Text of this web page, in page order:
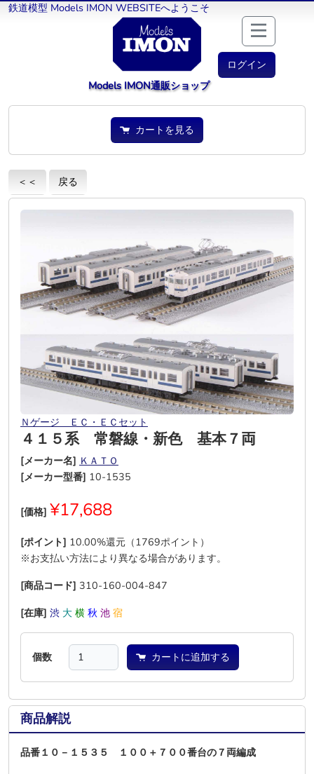
鉄道模型 Models IMON WEBSITEへようこそ
ログイン
Models IMON通販ショップ
カートを見る
＜＜ 戻る
Ｎゲージ ＥＣ・ＥＣセット
４１５系 常磐線・新色 基本７両
[メーカー名] ＫＡＴＯ
[メーカー型番] 10-1535
[価格] ¥17,688
[ポイント] 10.00%還元（1769ポイント）
※お支払い方法により異なる場合があります。
[商品コード] 310-160-004-847
[在庫] 渋 大 横 秋 池 宿
個数 カートに追加する
商品解説
品番１０－１５３５ １００＋７００番台の７両編成